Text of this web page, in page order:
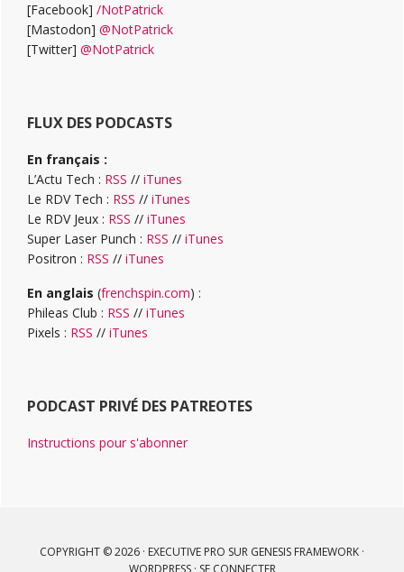
[Facebook] /NotPatrick
[Mastodon] @NotPatrick
[Twitter] @NotPatrick
FLUX DES PODCASTS
En français :
L’Actu Tech : RSS // iTunes
Le RDV Tech : RSS // iTunes
Le RDV Jeux : RSS // iTunes
Super Laser Punch : RSS // iTunes
Positron : RSS // iTunes
En anglais (frenchspin.com) :
Phileas Club : RSS // iTunes
Pixels : RSS // iTunes
PODCAST PRIVÉ DES PATREOTES
Instructions pour s'abonner
COPYRIGHT © 2026 · EXECUTIVE PRO SUR GENESIS FRAMEWORK ·
WORDPRESS· SE CONNECTER